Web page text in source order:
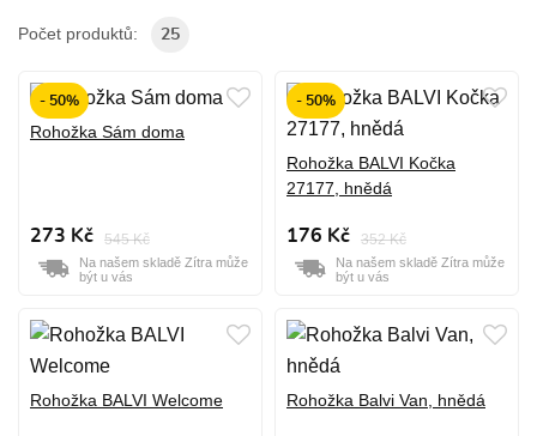
Počet produktů: 25
- 50%
Rohožka Sám doma
273 Kč 545 Kč
Na našem skladě Zítra může
být u vás
- 50%
Rohožka BALVI Kočka
27177, hnědá
176 Kč 352 Kč
Na našem skladě Zítra může
být u vás
Rohožka BALVI Welcome Rohožka Balvi Van, hnědá